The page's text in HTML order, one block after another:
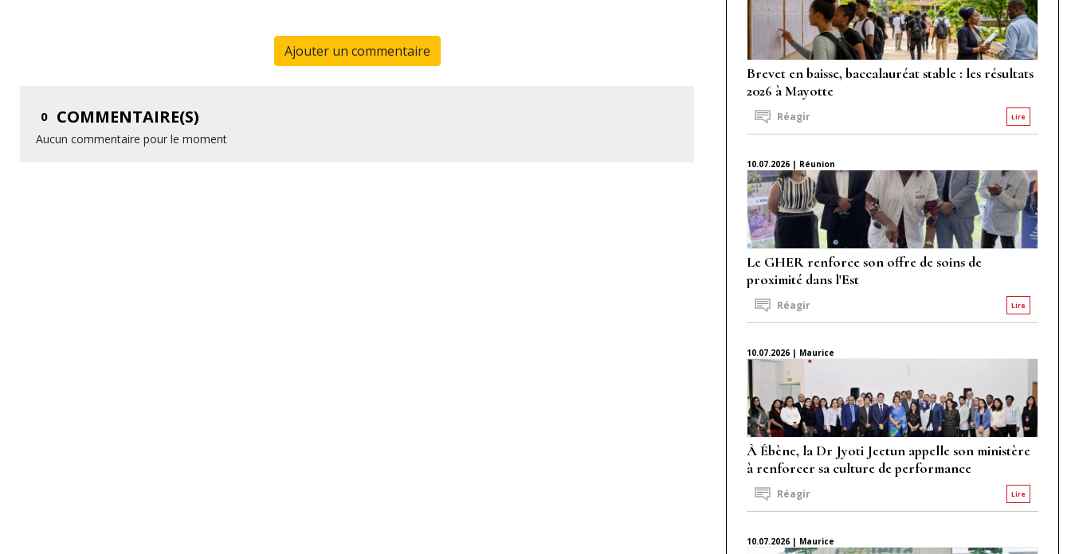
Ajouter un commentaire
0 COMMENTAIRE(S)
Aucun commentaire pour le moment
Brevet en baisse, baccalauréat stable : les résultats
2026 à Mayotte
Lire
Réagir
10.07.2026 | Réunion
Le GHER renforce son offre de soins de
proximité dans l'Est
Lire
Réagir
10.07.2026 | Maurice
À Ébène, la Dr Jyoti Jeetun appelle son ministère
à renforcer sa culture de performance
Lire
Réagir
10.07.2026 | Maurice